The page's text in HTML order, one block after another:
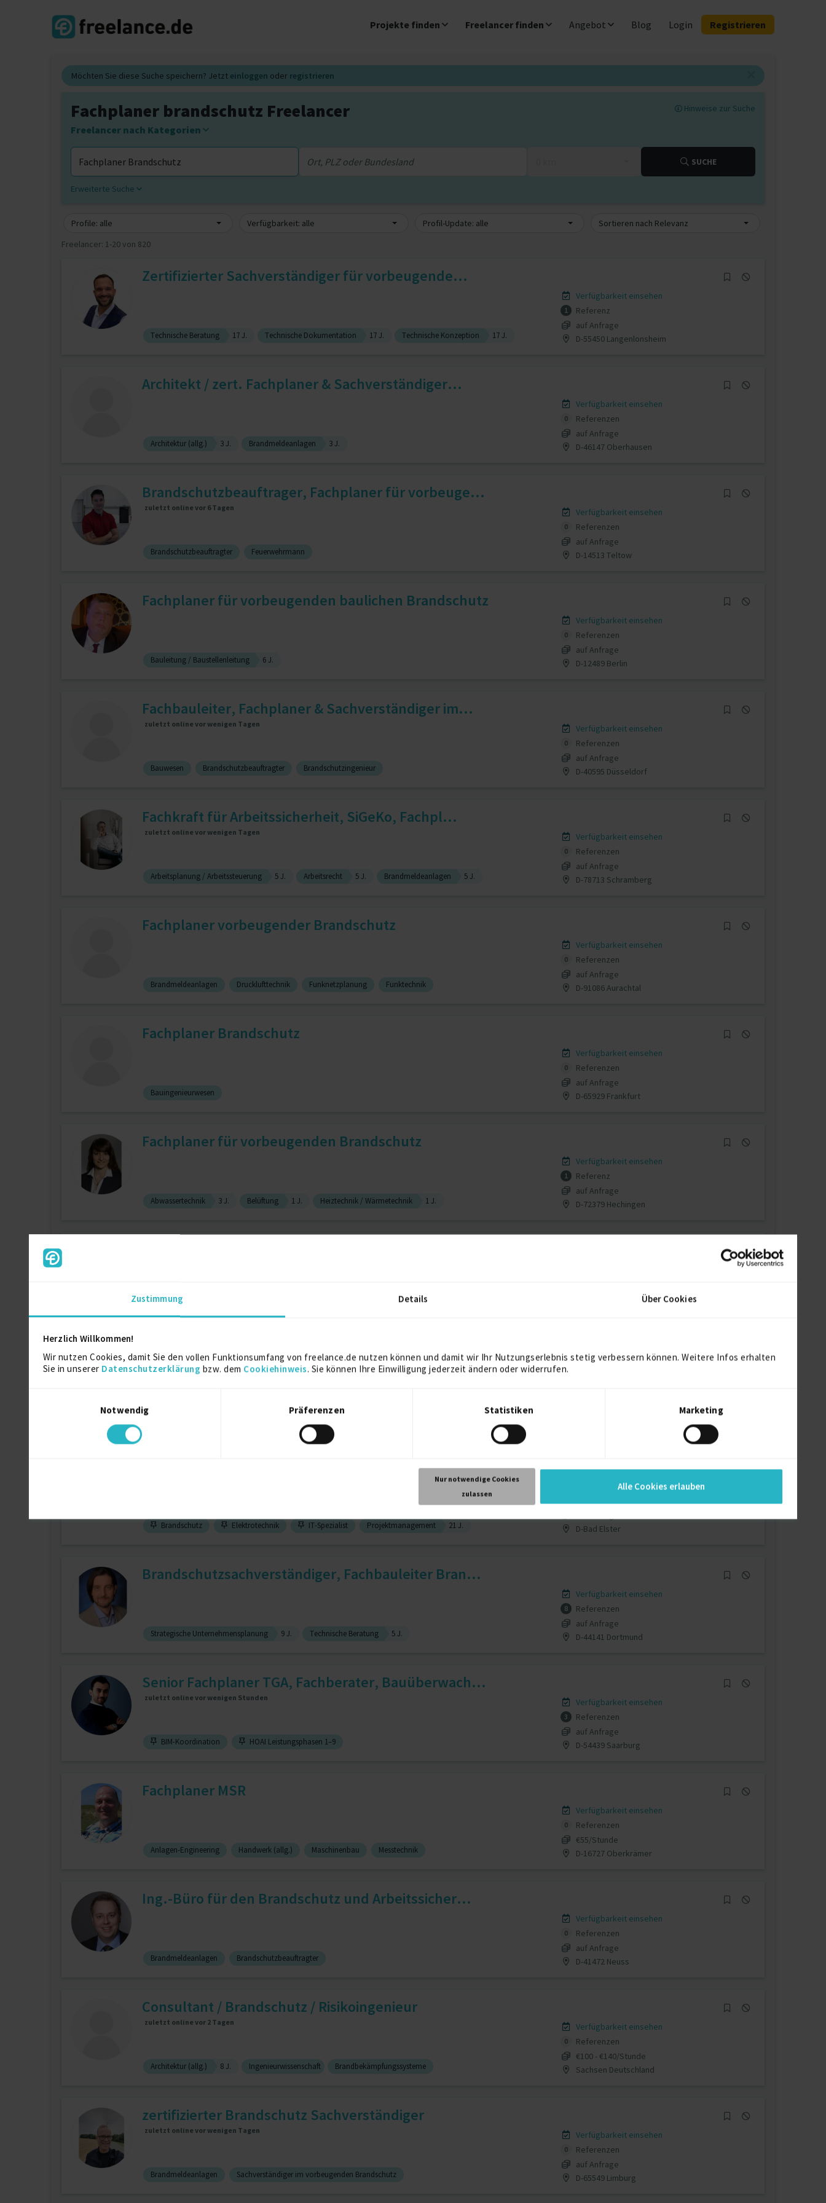
Zustimmung Details Über Cookies
Herzlich Willkommen!
Wir nutzen Cookies, damit Sie den vollen Funktionsumfang von freelance.de nutzen können und damit wir Ihr Nutzungserlebnis stetig verbessern können. Weitere Infos erhalten
Sie in unserer Datenschutzerklärung bzw. dem Cookiehinweis. Sie können Ihre Einwilligung jederzeit ändern oder widerrufen.
Notwendig
Präferenzen Statistiken Marketing
Nur notwendige Cookies
zulassen
Alle Cookies erlauben
Projekte finden Freelancer finden Angebot Blog Login Registrieren
Möchten Sie diese Suche speichern? Jetzt einloggen oder registrieren
Hinweise zur Suche
Fachplaner brandschutz Freelancer
Freelancer nach Kategorien
SUCHE
Erweiterte Suche
Profile: alle Verfügbarkeit: alle Profil-Update: alle
Sortieren nach Relevanz
Freelancer: 1-20 von 820
Zertifizierter Sachverständiger für vorbeugende...
Technische Beratung 17 J. Technische Dokumentation 17 J. Technische Konzeption 17 J.
Verfügbarkeit einsehen
1
Referenz
auf Anfrage
D-55450 Langenlonsheim
Architekt / zert. Fachplaner & Sachverständiger...
Architektur (allg.) 3 J. Brandmeldeanlagen 3 J.
Verfügbarkeit einsehen
0
Referenzen
auf Anfrage
D-46147 Oberhausen
Brandschutzbeauftrager, Fachplaner für vorbeuge...
zuletzt online vor 6 Tagen
Brandschutzbeauftragter Feuerwehrmann
Verfügbarkeit einsehen
0
Referenzen
auf Anfrage
D-14513 Teltow
Fachplaner für vorbeugenden baulichen Brandschutz
Bauleitung / Baustellenleitung 6 J.
Verfügbarkeit einsehen
0
Referenzen
auf Anfrage
D-12489 Berlin
Fachbauleiter, Fachplaner & Sachverständiger im...
zuletzt online vor wenigen Tagen
Bauwesen Brandschutzbeauftragter Brandschutzingenieur
Verfügbarkeit einsehen
0
Referenzen
auf Anfrage
D-40595 Düsseldorf
Fachkraft für Arbeitssicherheit, SiGeKo, Fachpl...
zuletzt online vor wenigen Tagen
Arbeitsplanung / Arbeitssteuerung 5 J. Arbeitsrecht 5 J. Brandmeldeanlagen 5 J.
Verfügbarkeit einsehen
0
Referenzen
auf Anfrage
D-78713 Schramberg
Fachplaner vorbeugender Brandschutz
Brandmeldeanlagen Drucklufttechnik Funknetzplanung Funktechnik
Verfügbarkeit einsehen
0
Referenzen
auf Anfrage
D-91086 Aurachtal
Fachplaner Brandschutz
Bauingenieurwesen
Verfügbarkeit einsehen
0
Referenzen
auf Anfrage
D-65929 Frankfurt
Fachplaner für vorbeugenden Brandschutz
Abwassertechnik 3 J. Belüftung 1 J. Heiztechnik / Wärmetechnik 1 J.
Verfügbarkeit einsehen
1
Referenz
auf Anfrage
D-72379 Hechingen
Bauzeichner (Spezialisierung Brandschutz)
CAD (computer-aided design)
OÜ/BauL/QM/IBN Elektro, MSR, IT, Brandschutz
Brandschutz Elektrotechnik IT-Spezialist Projektmanagement 21 J.
Verfügbarkeit einsehen
D-Bad Elster
Brandschutzsachverständiger, Fachbauleiter Bran...
Strategische Unternehmensplanung 9 J. Technische Beratung 5 J.
Verfügbarkeit einsehen
8
Referenzen
auf Anfrage
D-44141 Dortmund
Senior Fachplaner TGA, Fachberater, Bauüberwach...
zuletzt online vor wenigen Stunden
BIM-Koordination HOAI Leistungsphasen 1–9
Verfügbarkeit einsehen
3
Referenzen
auf Anfrage
D-54439 Saarburg
Fachplaner MSR
Anlagen-Engineering Handwerk (allg.) Maschinenbau Messtechnik
Verfügbarkeit einsehen
0
Referenzen
€55/Stunde
D-16727 Oberkrämer
Ing.-Büro für den Brandschutz und Arbeitssicher...
Brandmeldeanlagen Brandschutzbeauftragter
Verfügbarkeit einsehen
0
Referenzen
auf Anfrage
D-41472 Neuss
Consultant / Brandschutz / Risikoingenieur
zuletzt online vor 2 Tagen
Architektur (allg.) 8 J. Ingenieurwissenschaft Brandbekämpfungssysteme
Verfügbarkeit einsehen
0
Referenzen
€100 - €140/Stunde
Sachsen Deutschland
zertifizierter Brandschutz Sachverständiger
zuletzt online vor wenigen Tagen
Brandmeldeanlagen Sachverständiger im vorbeugenden Brandschutz
Verfügbarkeit einsehen
0
Referenzen
auf Anfrage
D-65549 Limburg